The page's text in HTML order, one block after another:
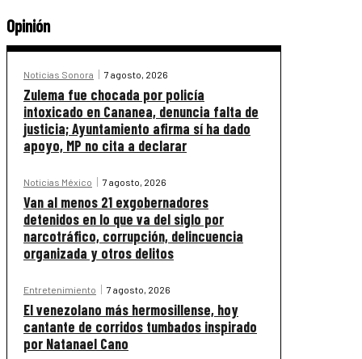
Opinión
Noticias Sonora 7 agosto, 2026
Zulema fue chocada por policía
intoxicado en Cananea, denuncia falta de
justicia; Ayuntamiento afirma sí ha dado
apoyo, MP no cita a declarar
Noticias México 7 agosto, 2026
Van al menos 21 exgobernadores
detenidos en lo que va del siglo por
narcotráfico, corrupción, delincuencia
organizada y otros delitos
Entretenimiento 7 agosto, 2026
El venezolano más hermosillense, hoy
cantante de corridos tumbados inspirado
por Natanael Cano